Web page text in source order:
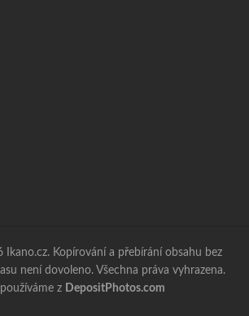
Kopírování a přebírání obsahu bez
není dovoleno. Všechna práva vyhrazena.
z DepositPhotos.com